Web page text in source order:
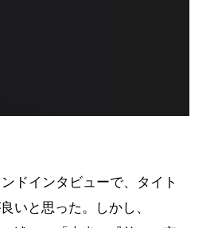
ドインタビューで、タイト
いと思った。しかし、